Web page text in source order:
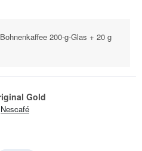
200-g-Glas + 20 g
Gold
Nescafé